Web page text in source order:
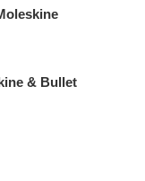
& Bullet